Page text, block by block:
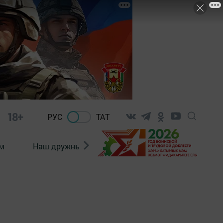
18+ РУС ТАТ
Наш дружный коллектив Документы